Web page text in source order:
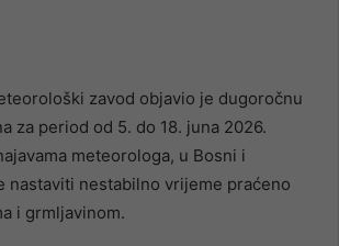
zavod objavio je dugoročnu
za period od 5. do 18. juna 2026.
meteorologa, u Bosni i
nastaviti nestabilno vrijeme praćeno
i grmljavinom.